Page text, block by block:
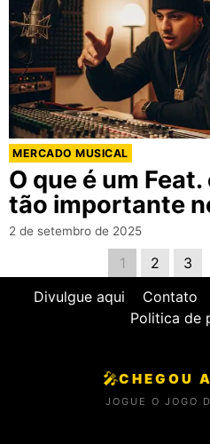
MERCADO MUSICAL
O que é um
tão importante
2 de setembro de 2025
1 2 3
Divulgue aqui
Contato
Politica de
🎤CHEGOU
JOGUE O JOGO